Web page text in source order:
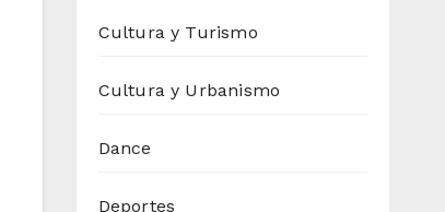
Cultura y Turismo
Cultura y Urbanismo
Dance
Deportes